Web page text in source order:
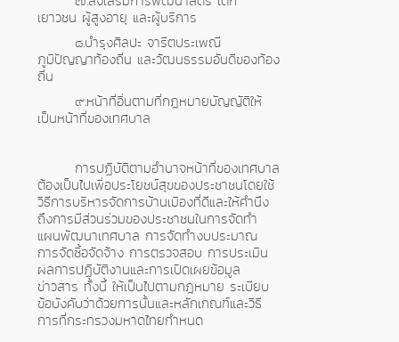
เยาวชน ผู้สูงอายุ และผู้บริการ
๘.บำรุงศิลปะ จารีตประเพณี
ภูมิปัญญาท้องถิ่น และวัฒนธรรมอันดีของท้อง
ถิ่น
๙.หน้าที่อื่นตามที่กฎหมายบัญญัติให้
เป็นหน้าที่ของเทศบาล
การปฏิบัติตามอำนาจหน้าที่ของเทศบาล
ต้องเป็นไปเพื่อประโยชน์สุขของประชาชนโดยใช้
วิธีการบริหารจัดการบ้านเมืองที่ดีและให้คำนึง
ถึงการมีส่วนร่วมของประชาชนในการจัดทำ
แผนพัฒนาเทศบาล การจัดทำงบประมาณ
การจัดซื้อจัดจ้าง การตรวจสอบ การประเมิน
ผลการปฏิบัติงานและการเปิดเผยข้อมูล
ข่าวสาร ทั้งนี้ ให้เป็นไปตามกฎหมาย ระเบียบ
ข้อบังคับว่าด้วยการนั้นและหลักเกณฑ์และวิธี
การที่กระทรวงมหาดไทยกำหนด